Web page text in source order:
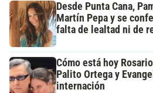
Desde Punta Cana,
Martín Pepa y se
falta de lealtad ni de
Cómo está hoy
Palito Ortega y
internación